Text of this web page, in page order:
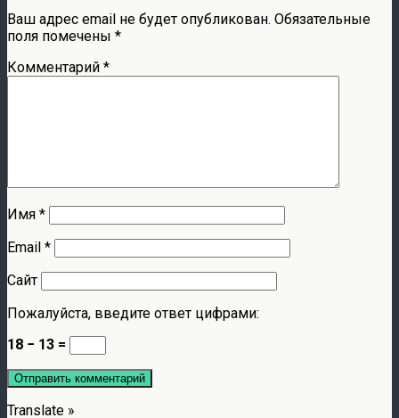
Ваш адрес email не будет опубликован. Обязательные
поля помечены *
Комментарий *
Имя *
Email *
Сайт
Пожалуйста, введите ответ цифрами:
18 − 13 =
Translate »